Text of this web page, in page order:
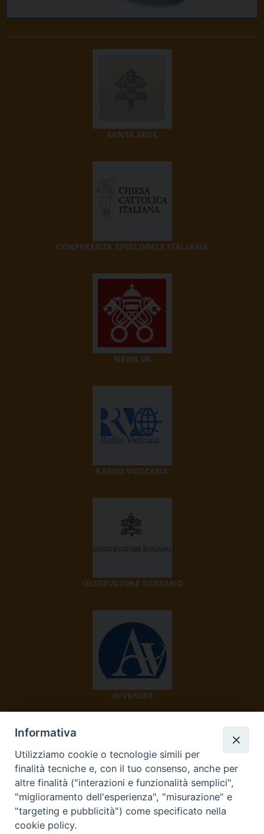
SANTA SEDE
CONFERENZA EPISCOPALE ITALIANA
NEWS.VA
RADIO VATICANA
OSSERVATORE ROMANO
AVVENIRE
TV 2000
Informativa
Utilizziamo cookie o tecnologie simili per
finalità tecniche e, con il tuo consenso, anche per
altre finalità ("interazioni e funzionalità semplici",
"miglioramento dell'esperienza", "misurazione" e
"targeting e pubblicità") come specificato nella
cookie policy.